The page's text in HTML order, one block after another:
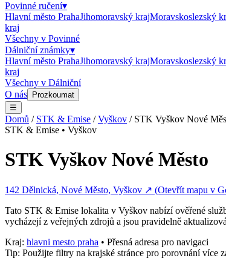
Povinné ručení▾
Hlavní město PrahaJihomoravský krajMoravskoslezský
kraj
Všechny v Povinné
Dálniční známky▾
Hlavní město PrahaJihomoravský krajMoravskoslezský
kraj
Všechny v Dálniční
O nás
Prozkoumat
☰
Domů / STK & Emise /Vyškov / STK Vyškov Nové
STK & Emise • Vyškov
STK Vyškov Nové Město
142 Dělnická, Nové Město, Vyškov ↗ (Otevřít mapu v
Tato STK & Emise lokalita v Vyškov nabízí ověřené
vycházejí z veřejných zdrojů a jsou pravidelně
Kraj: hlavni mesto praha • Přesná adresa pro navigaci
Tip: Použijte filtry na krajské stránce pro porovnání více